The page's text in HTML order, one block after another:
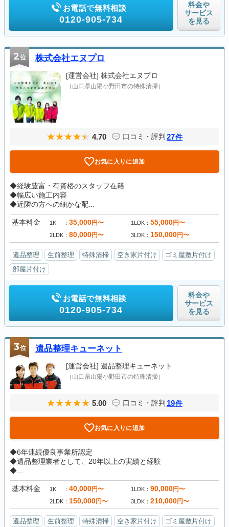
お電話で無料相談
0120-905-734
料金や
サービス
を見る
2位 株式会社エヌプロ
[運営会社] 株式会社エヌプロ
（山口県山陽小野田市の特殊清掃）
4.70 口コミ・評判 27件
お気に入りに追加
◆経験豊富・有資格のスタッフ在籍
◆幅広い施工内容
◆近隣の方への細かな配...
基本料金 1K 35,000円〜 1LDK 55,000円〜
2LDK 80,000円〜 3LDK 150,000円〜
遺品整理 生前整理 特殊清掃 空き家片付け
ゴミ屋敷片付け
部屋片付け
お電話で無料相談
0120-905-734
料金や
サービス
を見る
3位 遺品整理キューネット
[運営会社] 遺品整理キューネット
（山口県山陽小野田市の特殊清掃）
5.00 口コミ・評判 19件
お気に入りに追加
◆6年連続優良事業所認定
◆遺品整理業者として、20年以上の実績と経験
◆...
基本料金 1K 40,000円〜 1LDK 90,000円〜
2LDK 150,000円〜 3LDK 210,000円〜
遺品整理 生前整理 特殊清掃 空き家片付け
ゴミ屋敷片付け